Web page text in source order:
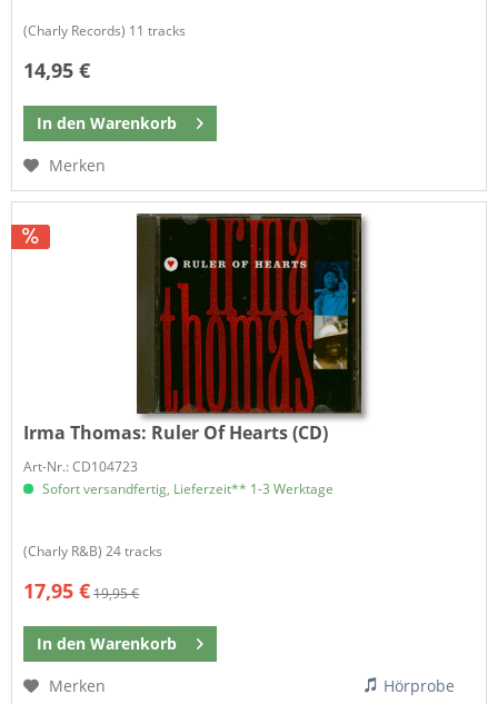
(Charly Records) 11 tracks
14,95 €
In den Warenkorb
Merken
Irma Thomas: Ruler Of Hearts (CD)
Art-Nr.: CD104723
Sofort versandfertig, Lieferzeit** 1-3 Werktage
(Charly R&B) 24 tracks
17,95 €19,95 €
In den Warenkorb
Merken
Hörprobe